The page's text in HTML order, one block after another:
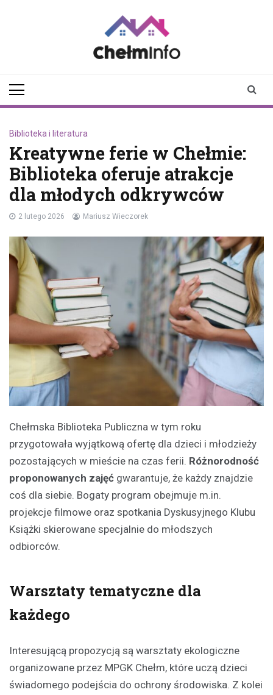
Biblioteka i literatura
Kreatywne ferie w Chełmie:
Biblioteka oferuje atrakcje
dla młodych odkrywców
2 lutego 2026 Mariusz Wieczorek
Chełmska Biblioteka Publiczna w tym roku
przygotowała wyjątkową ofertę dla dzieci i młodzieży
pozostających w mieście na czas ferii. Różnorodność
proponowanych zajęć gwarantuje, że każdy znajdzie
coś dla siebie. Bogaty program obejmuje m.in.
projekcje filmowe oraz spotkania Dyskusyjnego Klubu
Książki skierowane specjalnie do młodszych
odbiorców.
Warsztaty tematyczne dla
każdego
Interesującą propozycją są warsztaty ekologiczne
organizowane przez MPGK Chełm, które uczą dzieci
świadomego podejścia do ochrony środowiska. Z kolei